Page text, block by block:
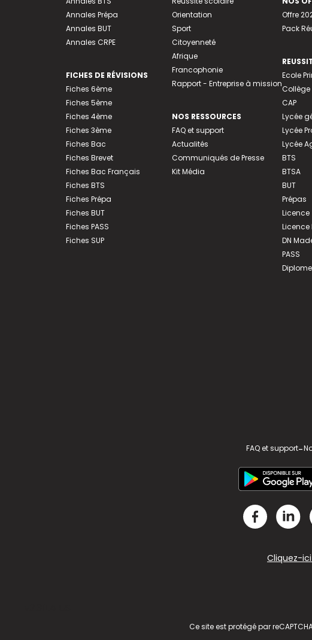
Annales Prépa
Annales BUT
Annales CRPE
FICHES DE RÉVISIONS
Fiches 6ème
Fiches 5ème
Fiches 4ème
Fiches 3ème
Fiches Bac
Fiches Brevet
Fiches Bac Français
Fiches BTS
Fiches Prépa
Fiches BUT
Fiches PASS
Fiches SUP
Orientation
Sport
Citoyenneté
Afrique
Francophonie
Rapport - Entreprise à mission
NOS RESSOURCES
FAQ et support
Actualités
Communiqués de Presse
Kit Média
Offre
Pack
Ecole
Collège
CAP
Lycée
Lycée
Lycée
BTS
BTSA
BUT
Prépas
Licence
Licence
DN
PASS
FAQ et support-
Cliquez-
Ce site est protégé par